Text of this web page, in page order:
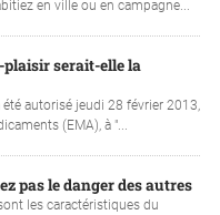
en ville ou en campagne...
serait-elle la
autorisé jeudi 28 février 2013,
(EMA), à "...
pas le danger des autres
les caractéristiques du